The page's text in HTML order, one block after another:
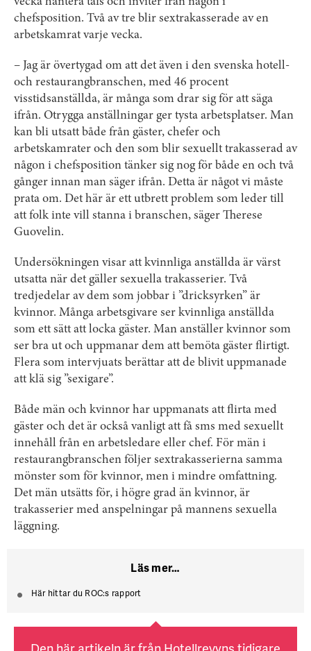
chefsposition. Två av tre blir sextrakasserade av en
arbetskamrat varje vecka.
– Jag är övertygad om att det även i den svenska hotell-
och restaurangbranschen, med 46 procent
visstidsanställda, är många som drar sig för att säga
ifrån. Otrygga anställningar ger tysta arbetsplatser. Man
kan bli utsatt både från gäster, chefer och
arbetskamrater och den som blir sexuellt trakasserad av
någon i chefsposition tänker sig nog för både en och två
gånger innan man säger ifrån. Detta är något vi måste
prata om. Det här är ett utbrett problem som leder till
att folk inte vill stanna i branschen, säger Therese
Guovelin.
Undersökningen visar att kvinnliga anställda är värst
utsatta när det gäller sexuella trakasserier. Två
tredjedelar av dem som jobbar i ”dricksyrken” är
kvinnor. Många arbetsgivare ser kvinnliga anställda
som ett sätt att locka gäster. Man anställer kvinnor som
ser bra ut och uppmanar dem att bemöta gäster flirtigt.
Flera som intervjuats berättar att de blivit uppmanade
att klä sig ”sexigare”.
Både män och kvinnor har uppmanats att flirta med
gäster och det är också vanligt att få sms med sexuellt
innehåll från en arbetsledare eller chef. För män i
restaurangbranschen följer sextrakasserierna samma
mönster som för kvinnor, men i mindre omfattning.
Det män utsätts för, i högre grad än kvinnor, är
trakasserier med anspelningar på mannens sexuella
läggning.
Läs mer…
Här hittar du ROC:s rapport